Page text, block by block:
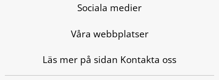
Sociala medier
Våra webbplatser
Läs mer på sidan Kontakta oss